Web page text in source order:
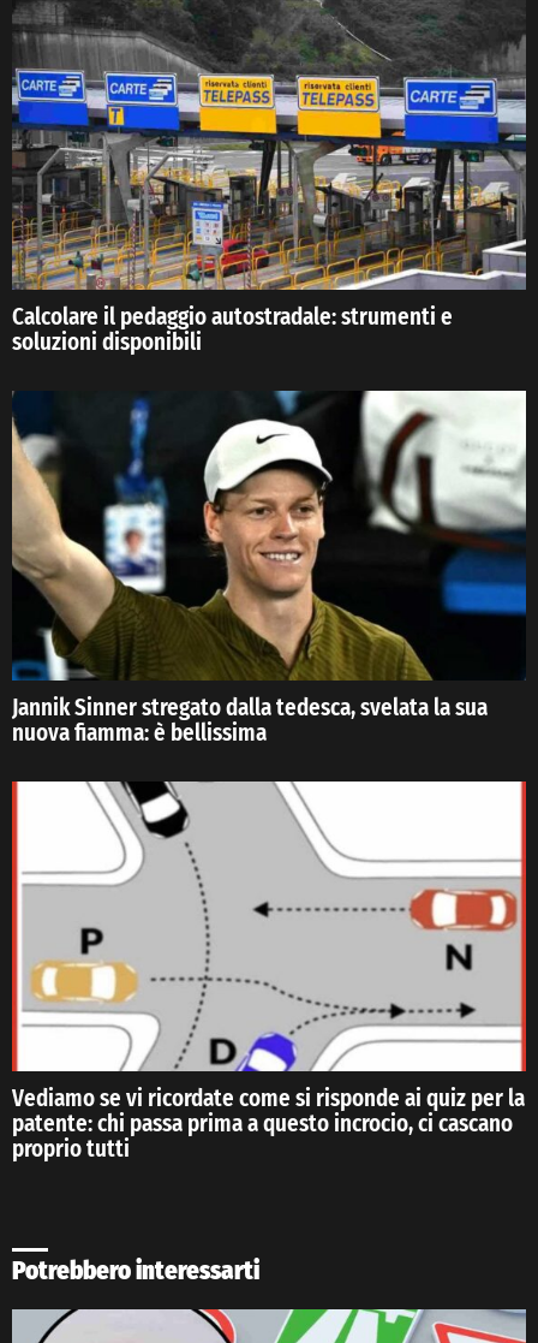
Calcolare il pedaggio autostradale: strumenti e
soluzioni disponibili
Jannik Sinner stregato dalla tedesca, svelata la sua
nuova fiamma: è bellissima
Vediamo se vi ricordate come si risponde ai quiz per la
patente: chi passa prima a questo incrocio, ci cascano
proprio tutti
Potrebbero interessarti